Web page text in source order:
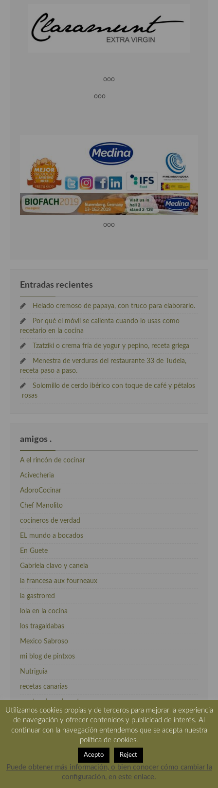
ooo
ooo
ooo
Entradas recientes
Helado cremoso de papaya, con truco para elaborarlo.
Por qué el móvil se calienta cuando lo usas como
recetario en la cocina
Tzatziki o crema fría de yogur y pepino, receta griega
Menestra de verduras del restaurante 33 de Tudela,
receta paso a paso.
Solomillo de cerdo ibérico con toque de café y pétalos
rosas
amigos .
A el rincón de cocinar
Acivecheria
AdoroCocinar
Chef Manolito
cocineros de verdad
EL mundo a bocados
En Guete
Gabriela clavo y canela
la francesa aux fourneaux
la gastrored
lola en la cocina
los tragaldabas
Mexico Sabroso
mi blog de pintxos
Nutriguia
recetas canarias
recetas de rechupete
Recetas Italianas en Español
recetasycosascanarias
Sueño con ser cocinera
velocidadcuchara.com
Utilizamos cookies propias y de terceros para mejorar la experiencia
de navegación y ofrecer contenidos y publicidad de interés. Al
continuar con la navegación entendemos que se acepta nuestra
política de cookies.
Acepto Reject
Puede obtener más información, o bien conocer cómo cambiar la
configuración, en este enlace.